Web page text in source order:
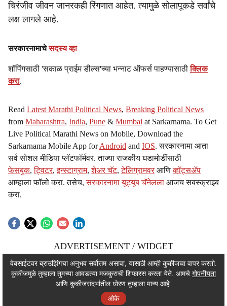
चिरंजीव जीवन जानरकही रिंगणात आहेत. त्यामुळे सोलापूकडे सर्वांचे
लक्ष लागले आहे.
सरकारनामाचेसदस्य व्हा
शॉपिंगसाठी 'सकाळ प्राईम डील्स'च्या भन्नाट ऑफर्स पाहण्यासाठीक्लिक
करा.
Read Latest Marathi Political News, Breaking Political News
from Maharashtra, India, Pune & Mumbai at Sarkarnama. To Get
Live Political Marathi News on Mobile, Download the
Sarkarnama Mobile App forAndroid and IOS. सरकारनामा आता
सर्व सोशल मीडिया प्लॅटफॉर्मवर. ताज्या राजकीय घडामोडींसाठी
फेसबुक,ट्विटर,इन्स्टाग्राम,शेअर चॅट,टेलिग्रामवर आणिव्हॉट्सॲप
आम्हाला फॉलो करा. तसेच,सरकारनामा यूट्यूब चॅनेलला आजच सबस्क्राइब
करा.
ADVERTISEMENT / WIDGET
ADVERTISEMENT / WIDGET
ADVERTISEMENT / WIDGET
वेबसाईटवर ब्राउझिंगचा अनुभव सर्वोत्तम असावा, यासाठी आम्ही कुकीजचा वापर करतो.
कुकीजमुळे तुम्हाला तुमच्या आवडत्या मजकुराची शिफारस करता येते. आमचे गोपनीयता
आणि कुकीजसंदर्भातील धोरण तुम्हाला मान्य आहे.
ओके